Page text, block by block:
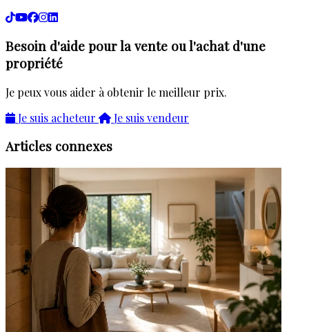
Besoin d'aide pour la vente ou l'achat d'une
propriété
Je peux vous aider à obtenir le meilleur prix.
Je suis acheteur
Je suis vendeur
Articles connexes